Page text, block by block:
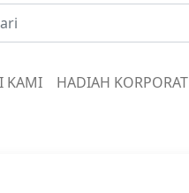
KAMI HADIAH KORPORAT